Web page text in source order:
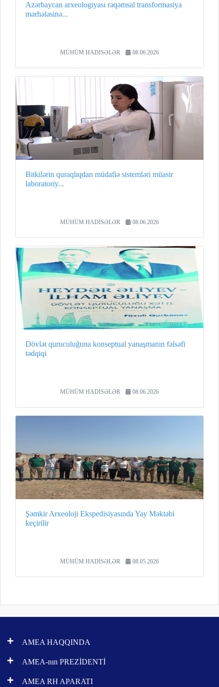
Azərbaycan arxeologiyası rəqəmsal transformasiya
mərhələsinə...
MÜHÜM HADİSƏLƏR 08.06.2026
Bitkilərin quraqlıqdan müdafiə sistemləri müasir
laboratoriy...
MÜHÜM HADİSƏLƏR 08.06.2026
Dövlət quruculuğuna konseptual yanaşmanın fəlsəfi
tədqiqi
MÜHÜM HADİSƏLƏR 08.06.2026
Şəmkir Arxeoloji Ekspedisiyasında Yay Məktəbi
keçirilir
MÜHÜM HADİSƏLƏR 08.05.2026
AMEA HAQQINDA
AMEA-nın PREZİDENTİ
AMEA RH APARATI